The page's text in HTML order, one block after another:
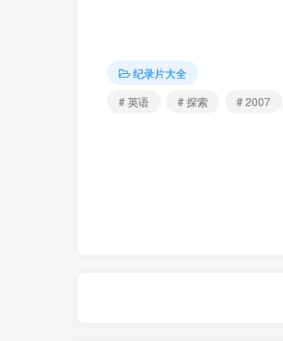
纪录片大全
# 英语
# 探索 # 2007